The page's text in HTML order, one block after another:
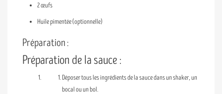
2 œufs
Huile pimentée (optionnelle)
Préparation :
Préparation de la sauce :
Déposer tous les ingrédients de la sauce dans un shaker, un
bocal ou un bol.